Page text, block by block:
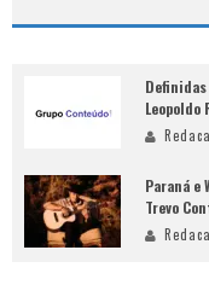
Leopoldo
Paraná e
Trevo